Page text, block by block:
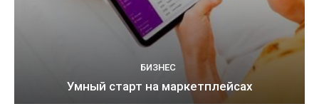
БИЗНЕС
Умный старт на маркетплейсах